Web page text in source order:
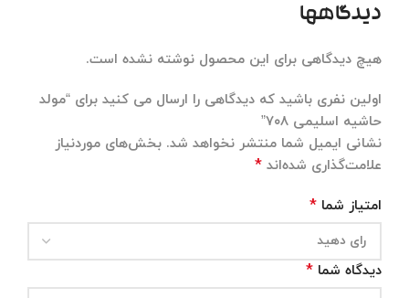
دیدگاهها
هیچ دیدگاهی برای این محصول نوشته نشده است.
اولین نفری باشید که دیدگاهی را ارسال می کنید برای “مولد
حاشیه اسلیمی ۷۰۸”
نشانی ایمیل شما منتشر نخواهد شد. بخش‌های موردنیاز
علامت‌گذاری شده‌اند *
امتیاز شما *
دیدگاه شما *